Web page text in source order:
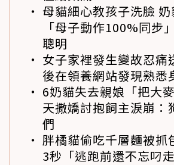
母貓細心教孩子洗臉
「母子動作100%同步
聰明
女子家裡發生變故忍痛
後在領養網站發現熟悉
6奶貓失去親娘「把大
天撒嬌討抱飼主淚崩：
們
胖橘貓偷吃千層麵被抓
3秒「逃跑前還不忘叼